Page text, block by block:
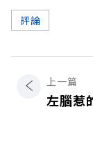
評論
上一篇
左腦惹